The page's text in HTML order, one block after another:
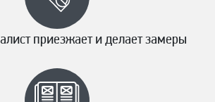
приезжает и делает замеры